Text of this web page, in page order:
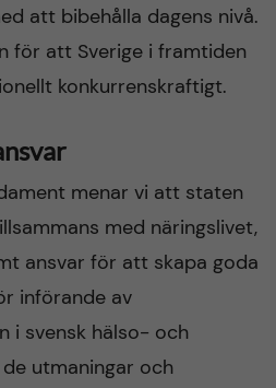
att bibehålla dagens nivå.
för att Sverige i framtiden
konkurrenskraftigt.
menar vi att staten
med näringslivet,
ansvar för att skapa goda
införande av
i svensk hälso- och
utmaningar och